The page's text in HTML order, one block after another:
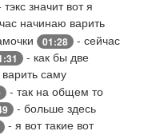
тэкс значит вот я
начинаю варить
01:28
- сейчас
- как бы две
саму
- так на общем то
- больше здесь
- я вот такие вот